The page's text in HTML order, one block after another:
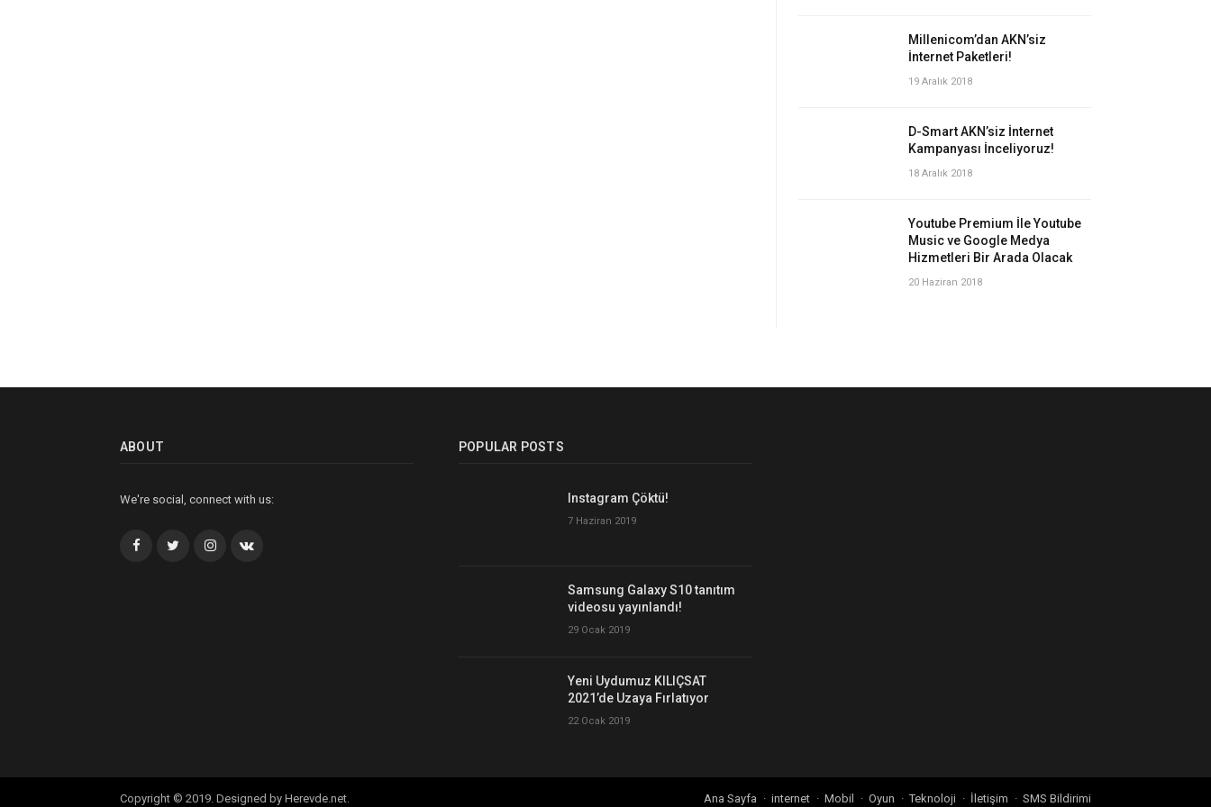
Millenicom’dan AKN’siz
İnternet Paketleri!
19 Aralık 2018
D-Smart AKN’siz İnternet
Kampanyası İnceliyoruz!
18 Aralık 2018
Youtube Premium İle Youtube
Music ve Google Medya
Hizmetleri Bir Arada Olacak
20 Haziran 2018
ABOUT
We're social, connect with us:
FacebookTwitterİnstagram+
VK
POPULAR POSTS
Instagram Çöktü!
7 Haziran 2019
Samsung Galaxy S10 tanıtım
videosu yayınlandı!
29 Ocak 2019
Yeni Uydumuz KILIÇSAT
2021’de Uzaya Fırlatıyor
22 Ocak 2019
Copyright © 2019. Designed by Herevde.net. Ana Sayfa internet Mobil Oyun Teknoloji İletişim SMS Bildirimi